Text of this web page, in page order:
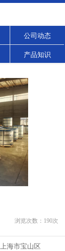
公司动态
产品知识
浏览次数： 190次
上海市宝山区